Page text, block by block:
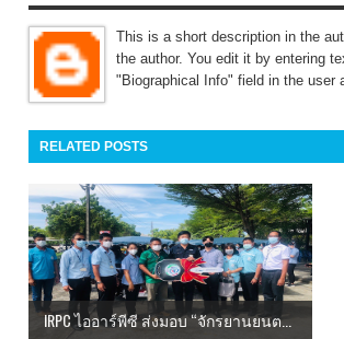
This is a short description in the
the author. You edit it by entering
"Biographical Info" field in the user
RELATED POSTS
IRPC ไออาร์พีซี ส่งมอบ “จักรยานยนต...